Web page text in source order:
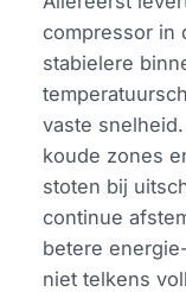
compressor in
stabielere
vaste
koude zones
stoten bij
continue
betere
niet telkens